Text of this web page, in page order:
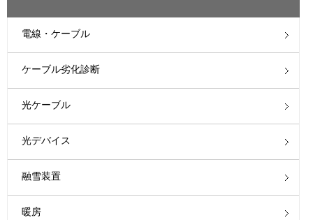
電線・ケーブル
ケーブル劣化診断
光ケーブル
光デバイス
融雪装置
暖房